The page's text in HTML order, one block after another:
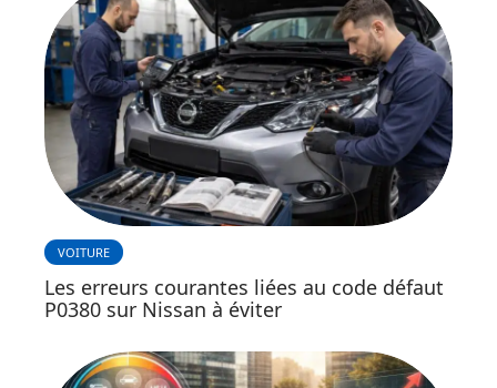
VOITURE
Les erreurs courantes liées au code défaut
P0380 sur Nissan à éviter